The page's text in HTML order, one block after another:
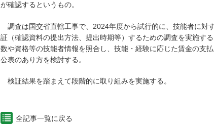
が確認するというもの。
調査は国交省直轄工事で、2024年度から試行的に、技能者に対
証（確認資料の提出方法、提出時期等）するための調査を実施す
数や資格等の技能者情報を照合し、技能・経験に応じた賃金の支
公表のあり方を検討する。
検証結果を踏まえて段階的に取り組みを実施する。
全記事一覧に戻る